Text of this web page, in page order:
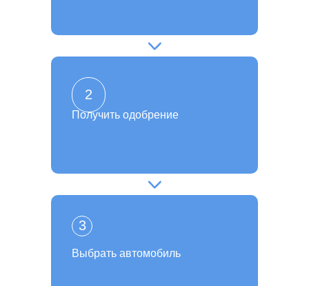
Выбрать автомобиль
3
Получить одобрение
2